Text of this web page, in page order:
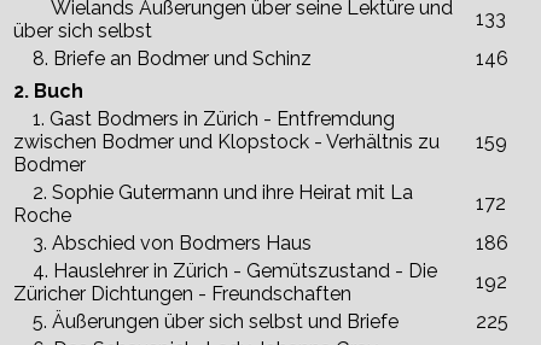
Wielands Äußerungen über seine Lektüre und
über sich selbst
133
8. Briefe an Bodmer und Schinz
146
2. Buch
1. Gast Bodmers in Zürich - Entfremdung
zwischen Bodmer und Klopstock - Verhältnis zu
Bodmer
159
2. Sophie Gutermann und ihre Heirat mit La
Roche
172
3. Abschied von Bodmers Haus
186
4. Hauslehrer in Zürich - Gemütszustand - Die
Züricher Dichtungen - Freundschaften
192
5. Äußerungen über sich selbst und Briefe
225